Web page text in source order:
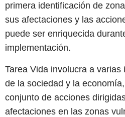
primera identificación de
sus afectaciones y las
puede ser enriquecida
implementación.
Tarea Vida involucra a
de la sociedad y la
conjunto de acciones
afectaciones en las zonas